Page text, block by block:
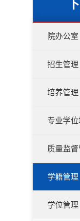
院办公室
招生管理
培养管理
专业学
质量监督
学籍管理
学位管理